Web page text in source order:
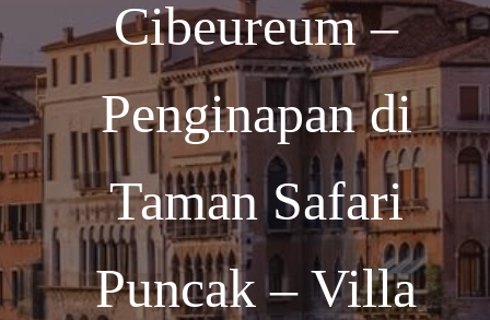
Cibeureum –
Penginapan di
Taman Safari
Puncak – Villa